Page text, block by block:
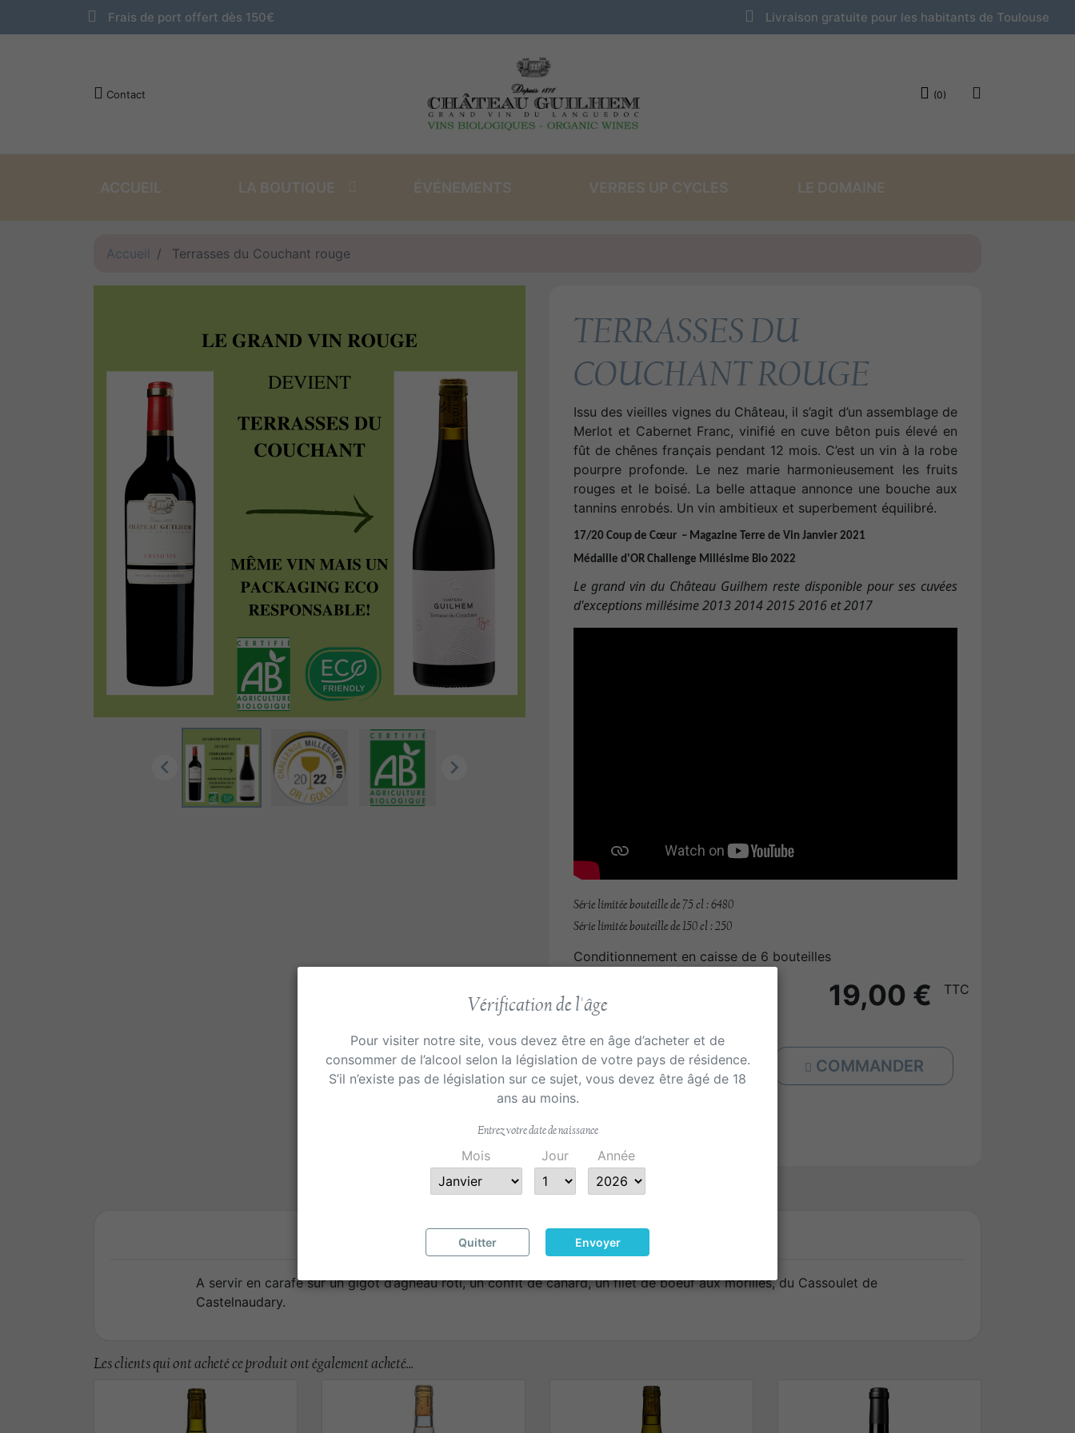
Frais de port offert dès 150€ Livraison gratuite pour les habitants de Toulouse
Contact (0)
ACCUEIL LA BOUTIQUE ÉVÉNEMENTS VERRES UP CYCLES LE DOMAINE
Accueil Terrasses du Couchant rouge
 
TERRASSES DU
COUCHANT ROUGE
Issu des vieilles vignes du Château, il s’agit d’un assemblage de
Merlot et Cabernet Franc, vinifié en cuve bêton puis élevé en
fût de chênes français pendant 12 mois. C’est un vin à la robe
pourpre profonde. Le nez marie harmonieusement les fruits
rouges et le boisé. La belle attaque annonce une bouche aux
tannins enrobés. Un vin ambitieux et superbement équilibré.
17/20 Coup de Cœur – Magazine Terre de Vin Janvier 2021
Médaille d'OR Challenge Millésime Bio 2022
Le grand vin du Château Guilhem reste disponible pour ses cuvées
d'exceptions millésime 2013 2014 2015 2016 et 2017
Série limitée bouteille de 75 cl : 6480
Série limitée bouteille de 150 cl : 250
Conditionnement en caisse de 6 bouteilles
Contenant 19,00 € TTC
Quantité - + COMMANDER
Accords mets et vins Détails du produit
A servir en carafe sur un gigot d’agneau rôti, un confit de canard, un filet de boeuf aux morilles, du Cassoulet de
Castelnaudary.
Les clients qui ont acheté ce produit ont également acheté...
Vérification de l'âge
Pour visiter notre site, vous devez être en âge d’acheter et de
consommer de l’alcool selon la législation de votre pays de résidence.
S’il n’existe pas de législation sur ce sujet, vous devez être âgé de 18
ans au moins.
Entrez votre date de naissance
Mois Jour Année
Quitter Envoyer